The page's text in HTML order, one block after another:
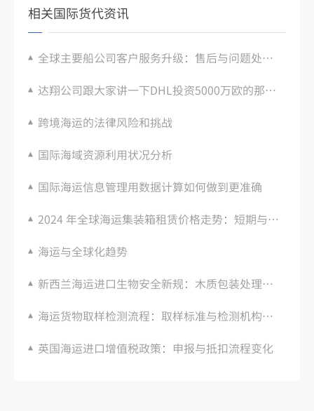
相关国际货代资讯
全球主要船公司客户服务升级：售后与问题处理效率
达翔公司跟大家讲一下DHL投资5000万欧的那些事
跨境海运的法律风险和挑战
国际海域资源利用状况分析
国际海运信息管理用数据计算如何做到更准确
2024 年全球海运集装箱租赁价格走势：短期与长期租赁差异
海运与全球化趋势
新西兰海运进口生物安全新规：木质包装处理要求
海运货物取样检测流程：取样标准与检测机构选择
英国海运进口增值税政策：申报与抵扣流程变化